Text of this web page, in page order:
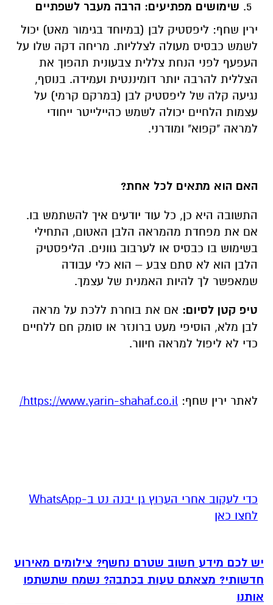
שימושים מפתיעים: הרבה מעבר לשפתיים
ירין שחף: ליפסטיק לבן (במיוחד בגימור מאט) יכול
לשמש כבסיס מעולה לצלליות. מריחה דקה שלו על
העפעף לפני הנחת צללית צבעונית תהפוך את
הצללית להרבה יותר דומיננטית ועמידה. בנוסף,
נגיעה קלה של ליפסטיק לבן (במרקם קרמי) על
עצמות הלחיים יכולה לשמש כהיילייטר ייחודי
למראה "קפוא" ומודרני.
האם הוא מתאים לכל אחת?
התשובה היא כן, כל עוד יודעים איך להשתמש בו.
אם את מפחדת מהמראה הלבן האטום, התחילי
בשימוש בו כבסיס או לערבוב גוונים. הליפסטיק
הלבן הוא לא סתם צבע – הוא כלי עבודה
שמאפשר לך להיות האמנית של עצמך.
טיפ קטן לסיום: אם את בוחרת ללכת על מראה
לבן מלא, הוסיפי מעט ברונזר או סומק חם ללחיים
כדי לא ליפול למראה חיוור.
לאתר ירין שחף: https://www.yarin-shahaf.co.il/
‏כדי לעקוב אחרי הערוץ גן יבנה נט ב-WhatsApp
לחצו כאן
יש לכם מידע חשוב שטרם נחשף? צילומים מאירוע
חדשותי? מצאתם טעות בכתבה? נשמח שתשתפו
אותנו